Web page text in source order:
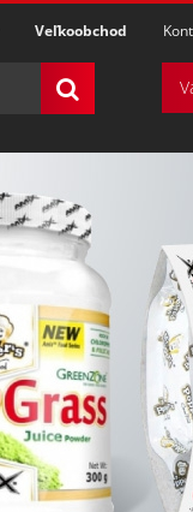
Veľkoobchod